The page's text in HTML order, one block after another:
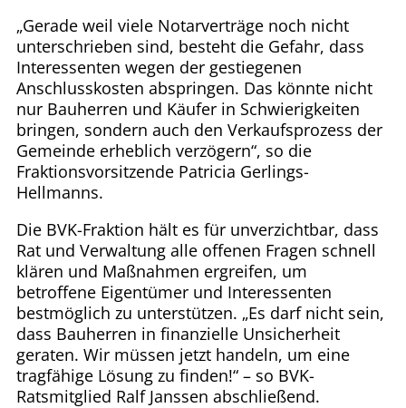
„Gerade weil viele Notarverträge noch nicht
unterschrieben sind, besteht die Gefahr, dass
Interessenten wegen der gestiegenen
Anschlusskosten abspringen. Das könnte nicht
nur Bauherren und Käufer in Schwierigkeiten
bringen, sondern auch den Verkaufsprozess der
Gemeinde erheblich verzögern“, so die
Fraktionsvorsitzende Patricia Gerlings-
Hellmanns.
Die BVK-Fraktion hält es für unverzichtbar, dass
Rat und Verwaltung alle offenen Fragen schnell
klären und Maßnahmen ergreifen, um
betroffene Eigentümer und Interessenten
bestmöglich zu unterstützen. „Es darf nicht sein,
dass Bauherren in finanzielle Unsicherheit
geraten. Wir müssen jetzt handeln, um eine
tragfähige Lösung zu finden!“ – so BVK-
Ratsmitglied Ralf Janssen abschließend.